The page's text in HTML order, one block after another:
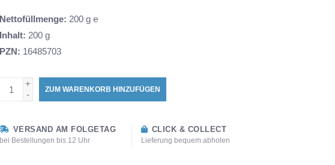
Nettofüllmenge: 200 g ℮
Inhalt: 200 g
PZN: 16485703
+
-
ZUM WARENKORB HINZUFÜGEN
VERSAND AM FOLGETAG
bei Bestellungen bis 12 Uhr
CLICK & COLLECT
Lieferung bequem abholen